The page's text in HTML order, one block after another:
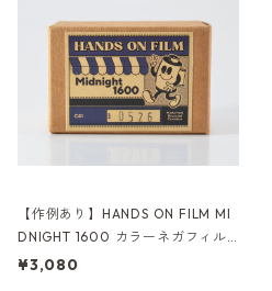
【作例あり】HANDS ON FILM MI
DNIGHT 1600 カラーネガフィル
ム 36枚撮り (K009)
¥3,080